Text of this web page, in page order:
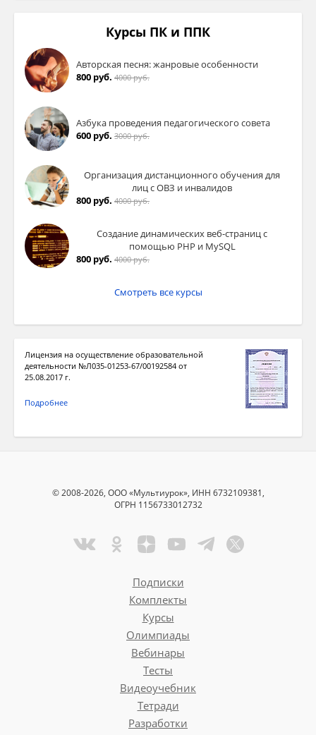
Курсы ПК и ППК
Авторская песня: жанровые особенности
800 руб. 4000 руб.
Азбука проведения педагогического совета
600 руб. 3000 руб.
Организация дистанционного обучения для
лиц с ОВЗ и инвалидов
800 руб. 4000 руб.
Создание динамических веб-страниц с
помощью PHP и MySQL
800 руб. 4000 руб.
Смотреть все курсы
Лицензия на осуществление образовательной
деятельности №Л035-01253-67/00192584 от
25.08.2017 г.
Подробнее
© 2008-2026, ООО «Мультиурок», ИНН 6732109381,
ОГРН 1156733012732
Подписки
Комплекты
Курсы
Олимпиады
Вебинары
Тесты
Видеоучебник
Тетради
Разработки